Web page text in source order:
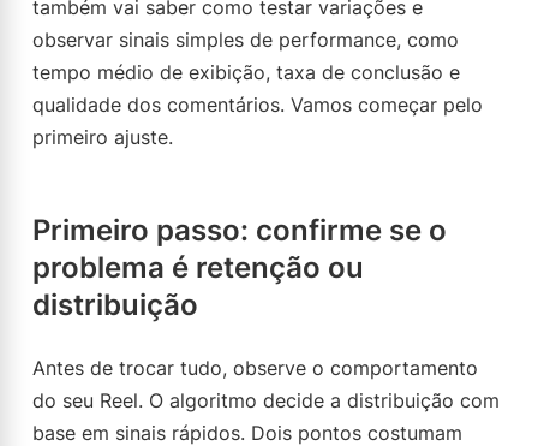
também vai saber como testar variações e
observar sinais simples de performance, como
tempo médio de exibição, taxa de conclusão e
qualidade dos comentários. Vamos começar pelo
primeiro ajuste.
Primeiro passo: confirme se o
problema é retenção ou
distribuição
Antes de trocar tudo, observe o comportamento
do seu Reel. O algoritmo decide a distribuição com
base em sinais rápidos. Dois pontos costumam